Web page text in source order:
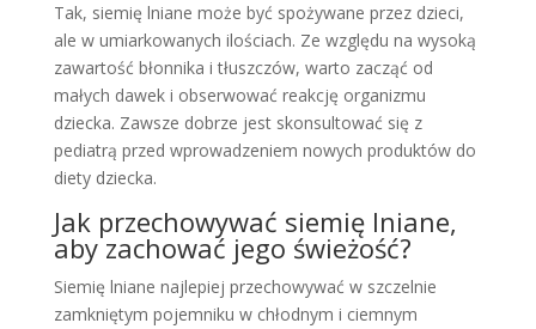
Tak, siemię lniane może być spożywane przez dzieci,
ale w umiarkowanych ilościach. Ze względu na wysoką
zawartość błonnika i tłuszczów, warto zacząć od
małych dawek i obserwować reakcję organizmu
dziecka. Zawsze dobrze jest skonsultować się z
pediatrą przed wprowadzeniem nowych produktów do
diety dziecka.
Jak przechowywać siemię lniane,
aby zachować jego świeżość?
Siemię lniane najlepiej przechowywać w szczelnie
zamkniętym pojemniku w chłodnym i ciemnym